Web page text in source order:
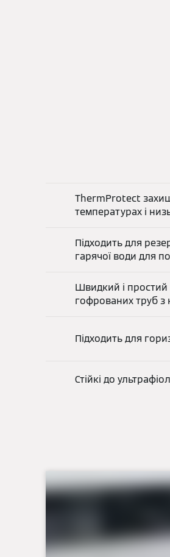
ThermProtect
температурах і
Підходить для
гарячої води для
Швидкий і
гофрованих труб з
Підходить для
Стійкі до